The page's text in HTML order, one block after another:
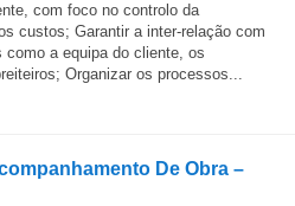
com foco no controlo da
custos; Garantir a inter-relação com
a equipa do cliente, os
Organizar os processos...
De Obra –